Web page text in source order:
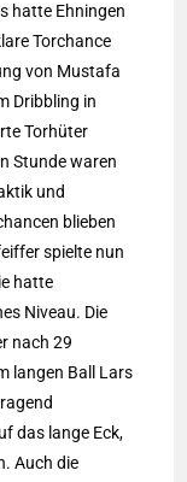
hatte Ehningen
Torchance
von Mustafa
Dribbling in
Torhüter
Stunde waren
und
blieben
spielte nun
hatte
Niveau. Die
nach 29
langen Ball Lars
das lange Eck,
Auch die